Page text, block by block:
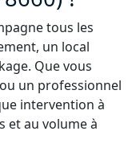
tous les
un local
Que vous
un professionnel
intervention à
et au volume à